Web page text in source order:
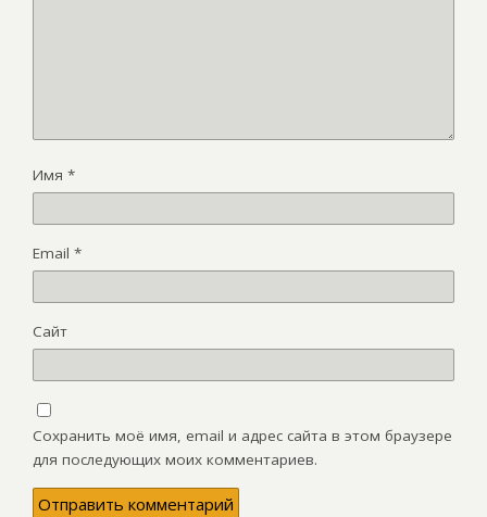
Имя *
Email *
Сайт
Сохранить моё имя, email и адрес сайта в этом браузере
для последующих моих комментариев.